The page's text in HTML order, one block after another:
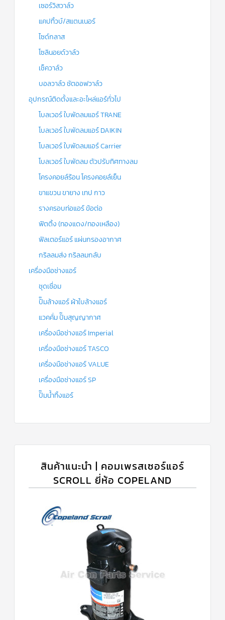
เซอร์วิสวาล์ว
แคปทิ้วบ์/สแตนเนอร์
ไซด์กลาส
โซลินอยด์วาล์ว
เช็ควาล์ว
บอลวาล์ว ชัตออฟวาล์ว
อุปกรณ์ติดตั้งและอะไหล่แอร์ทั่วไป
โบลเวอร์ ใบพัดลมแอร์ TRANE
โบลเวอร์ ใบพัดลมแอร์ DAIKIN
โบลเวอร์ ใบพัดลมแอร์ Carrier
โบลเวอร์ ใบพัดลม ตัวปรับทิศทางลม
โครงคอยล์ร้อน โครงคอยล์เย็น
ขาแขวน ขายาง เทป กาว
รางครอบท่อแอร์ ข้อต่อ
ฟิตติ้ง (ทองแดง/ทองเหลือง)
ฟิลเตอร์แอร์ แผ่นกรองอากาศ
กริลลมส่ง กริลลมกลับ
เครื่องมือช่างแอร์
ชุดเชื่อม
ปั๊มล้างแอร์ ผ้าใบล้างแอร์
แวคคั่ม ปั๊มสุญญากาศ
เครื่องมือช่างแอร์ Imperial
เครื่องมือช่างแอร์ TASCO
เครื่องมือช่างแอร์ VALUE
เครื่องมือช่างแอร์ SP
ปั๊มน้ำทิ้งแอร์
สินค้าแนะนำ | คอมเพรสเซอร์แอร์
SCROLL ยี่ห้อ COPELAND